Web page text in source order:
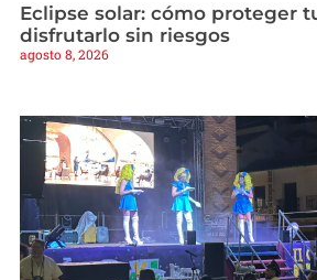
Eclipse solar: cómo proteger
disfrutarlo sin riesgos
agosto 8, 2026